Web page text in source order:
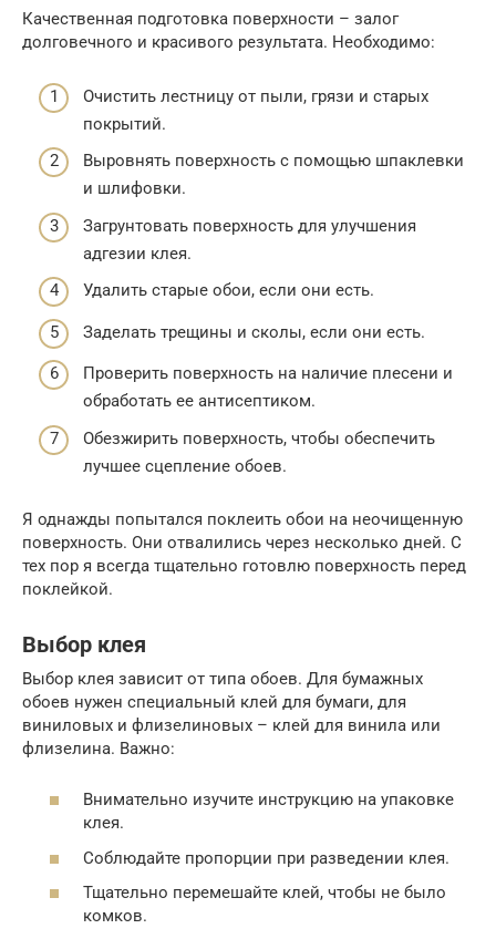
Качественная подготовка поверхности – залог
долговечного и красивого результата. Необходимо:
Очистить лестницу от пыли, грязи и старых
покрытий.
Выровнять поверхность с помощью шпаклевки
и шлифовки.
Загрунтовать поверхность для улучшения
адгезии клея.
Удалить старые обои, если они есть.
Заделать трещины и сколы, если они есть.
Проверить поверхность на наличие плесени и
обработать ее антисептиком.
Обезжирить поверхность, чтобы обеспечить
лучшее сцепление обоев.
Я однажды попытался поклеить обои на неочищенную
поверхность. Они отвалились через несколько дней. С
тех пор я всегда тщательно готовлю поверхность перед
поклейкой.
Выбор клея
Выбор клея зависит от типа обоев. Для бумажных
обоев нужен специальный клей для бумаги, для
виниловых и флизелиновых – клей для винила или
флизелина. Важно:
Внимательно изучите инструкцию на упаковке
клея.
Соблюдайте пропорции при разведении клея.
Тщательно перемешайте клей, чтобы не было
комков.